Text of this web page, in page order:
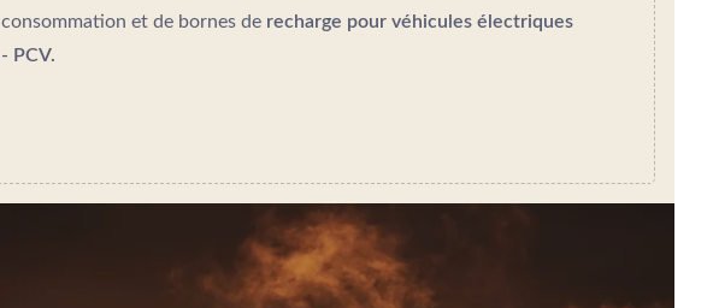
consommation et de bornes de recharge pour véhicules électriques
- PCV.